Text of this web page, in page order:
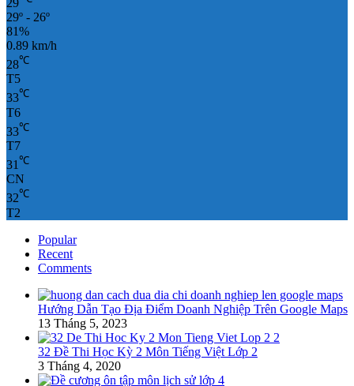
29
29º - 26º
81%
0.89 km/h
28℃
T5
33℃
T6
33℃
T7
31℃
CN
32℃
T2
Popular
Recent
Comments
Hướng Dẫn Tạo Địa Điểm Doanh Nghiệp Trên Google Maps
13 Tháng 5, 2023
32 Đề Thi Học Kỳ 2 Môn Tiếng Việt Lớp 2
3 Tháng 4, 2020